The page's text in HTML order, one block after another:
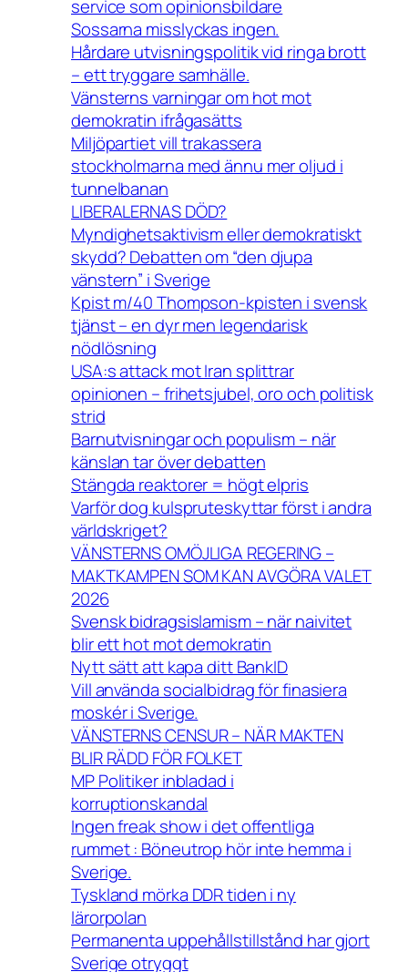
service som opinionsbildare
Sossarna misslyckas ingen.
Hårdare utvisningspolitik vid ringa brott
– ett tryggare samhälle.
Vänsterns varningar om hot mot
demokratin ifrågasätts
Miljöpartiet vill trakassera
stockholmarna med ännu mer oljud i
tunnelbanan
LIBERALERNAS DÖD?
Myndighetsaktivism eller demokratiskt
skydd? Debatten om “den djupa
vänstern” i Sverige
Kpist m/40 Thompson-kpisten i svensk
tjänst – en dyr men legendarisk
nödlösning
USA:s attack mot Iran splittrar
opinionen – frihetsjubel, oro och politisk
strid
Barnutvisningar och populism – när
känslan tar över debatten
Stängda reaktorer = högt elpris
Varför dog kulspruteskyttar först i andra
världskriget?
VÄNSTERNS OMÖJLIGA REGERING –
MAKTKAMPEN SOM KAN AVGÖRA VALET
2026
Svensk bidragsislamism – när naivitet
blir ett hot mot demokratin
Nytt sätt att kapa ditt BankID
Vill använda socialbidrag för finasiera
moskér i Sverige.
VÄNSTERNS CENSUR – NÄR MAKTEN
BLIR RÄDD FÖR FOLKET
MP Politiker inbladad i
korruptionskandal
Ingen freak show i det offentliga
rummet : Böneutrop hör inte hemma i
Sverige.
Tyskland mörka DDR tiden i ny
lärorpolan
Permanenta uppehållstillstånd har gjort
Sverige otryggt